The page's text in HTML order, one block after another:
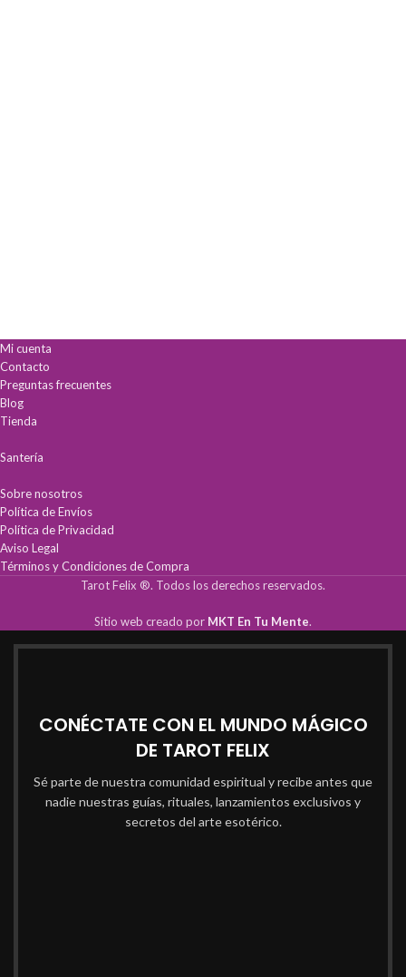
Mi cuenta
Contacto
Preguntas frecuentes
Blog
Tienda
Santería
Sobre nosotros
Política de Envíos
Política de Privacidad
Aviso Legal
Términos y Condiciones de Compra
Tarot Felix ®. Todos los derechos reservados.
Sitio web creado por MKT En Tu Mente.
CONÉCTATE CON EL MUNDO MÁGICO
DE TAROT FELIX
Sé parte de nuestra comunidad espiritual y recibe antes que
nadie nuestras guías, rituales, lanzamientos exclusivos y
secretos del arte esotérico.